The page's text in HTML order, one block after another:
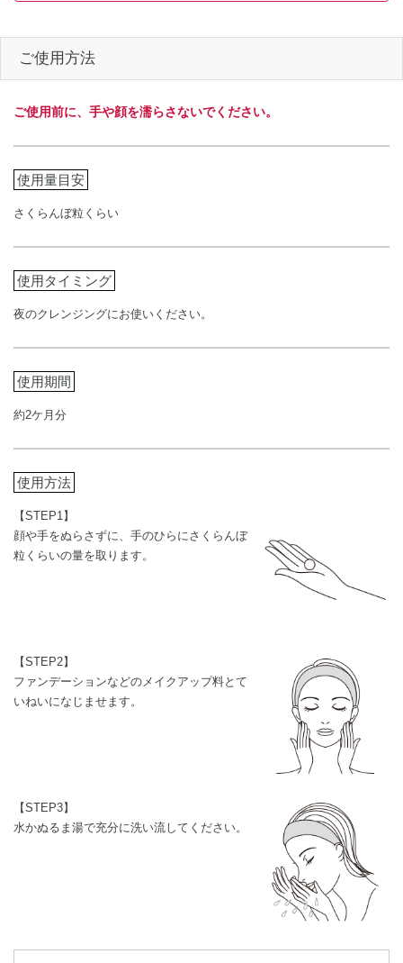
ご使用方法
ご使用前に、手や顔を濡らさないでください。
使用量目安
さくらんぼ粒くらい
使用タイミング
夜のクレンジングにお使いください。
使用期間
約2ケ月分
使用方法
【STEP1】
顔や手をぬらさずに、手のひらにさくらんぼ
粒くらいの量を取ります。
【STEP2】
ファンデーションなどのメイクアップ料とて
いねいになじませます。
【STEP3】
水かぬるま湯で充分に洗い流してください。